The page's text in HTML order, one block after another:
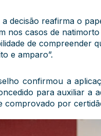
decisão reafirma o
nos casos de
de compreender
e amparo”.
confirmou a
para auxiliar a
comprovado por